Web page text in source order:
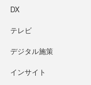
DX
テレビ
デジタル施策
インサイト